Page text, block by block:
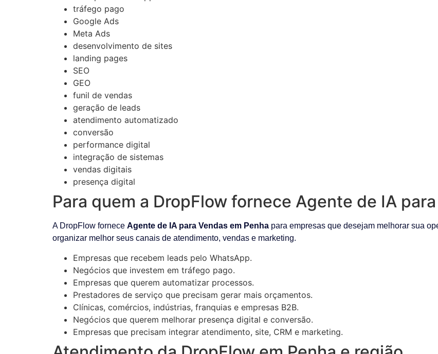
tráfego pago
Google Ads
Meta Ads
desenvolvimento de sites
landing pages
SEO
GEO
funil de vendas
geração de leads
atendimento automatizado
conversão
performance digital
integração de sistemas
vendas digitais
presença digital
Para quem a DropFlow fornece Agente de IA
A DropFlow fornece Agente de IA para Vendas em Penha para empresas que desejam melhorar sua
organizar melhor seus canais de atendimento, vendas e marketing.
Empresas que recebem leads pelo WhatsApp.
Negócios que investem em tráfego pago.
Empresas que querem automatizar processos.
Prestadores de serviço que precisam gerar mais orçamentos.
Clínicas, comércios, indústrias, franquias e empresas B2B.
Negócios que querem melhorar presença digital e conversão.
Empresas que precisam integrar atendimento, site, CRM e marketing.